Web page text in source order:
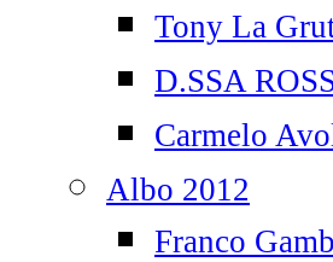
Tony La
D.SSA
Carmelo
Albo 2012
Franco